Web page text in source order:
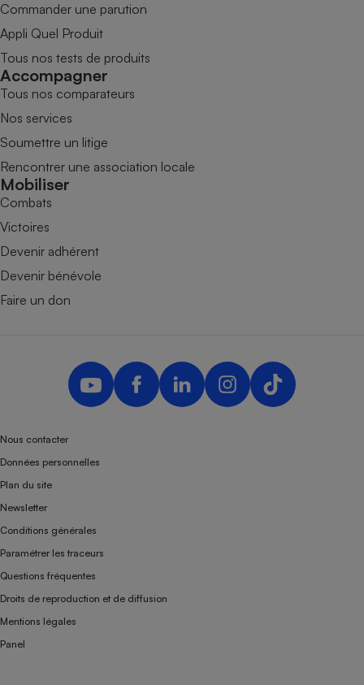
Commander une parution
Appli Quel Produit
Tous nos tests de produits
Accompagner
Tous nos comparateurs
Nos services
Soumettre un litige
Rencontrer une association locale
Mobiliser
Combats
Victoires
Devenir adhérent
Devenir bénévole
Faire un don
Nous contacter
Données personnelles
Plan du site
Newsletter
Conditions générales
Paramétrer les traceurs
Questions fréquentes
Droits de reproduction et de diffusion
Mentions légales
Panel